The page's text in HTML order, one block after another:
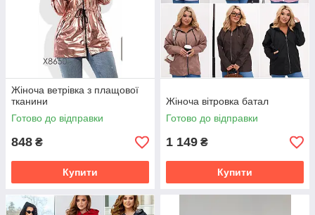
Жіноча ветрівка з плащової
тканини
Готово до відправки
848 ₴
Купити
Жіноча вітровка батал
Готово до відправки
1 149 ₴
Купити